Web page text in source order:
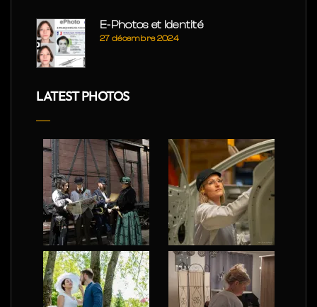
E-Photos et Identité
27 décembre 2024
LATEST PHOTOS